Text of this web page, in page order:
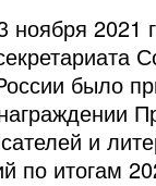
ноября 2021
было
и
по итогам